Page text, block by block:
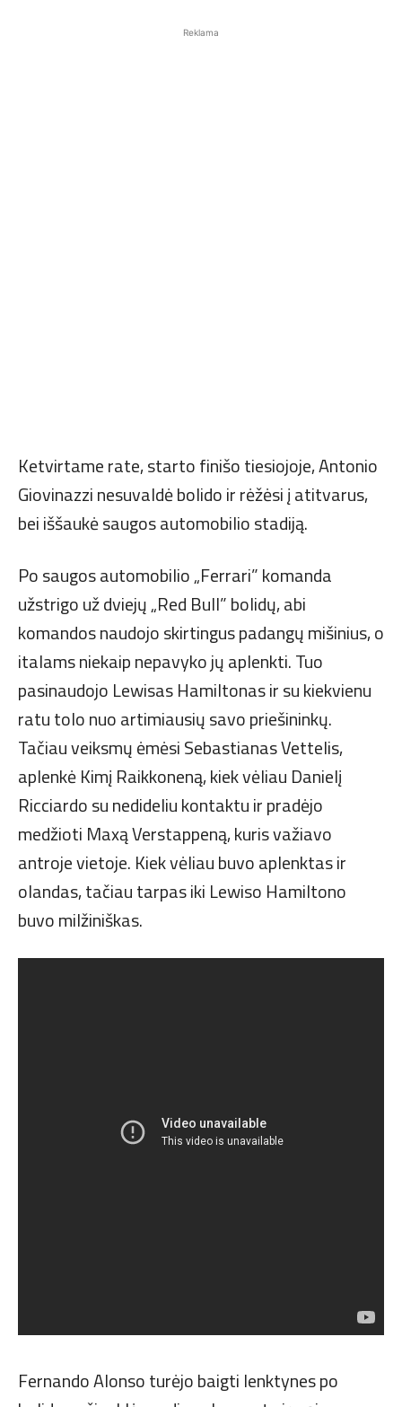
Reklama
Ketvirtame rate, starto finišo tiesiojoje, Antonio
Giovinazzi nesuvaldė bolido ir rėžėsi į atitvarus,
bei iššaukė saugos automobilio stadiją.
Po saugos automobilio „Ferrari” komanda
užstrigo už dviejų „Red Bull” bolidų, abi
komandos naudojo skirtingus padangų mišinius, o
italams niekaip nepavyko jų aplenkti. Tuo
pasinaudojo Lewisas Hamiltonas ir su kiekvienu
ratu tolo nuo artimiausių savo priešininkų.
Tačiau veiksmų ėmėsi Sebastianas Vettelis,
aplenkė Kimį Raikkoneną, kiek vėliau Danielį
Ricciardo su nedideliu kontaktu ir pradėjo
medžioti Maxą Verstappeną, kuris važiavo
antroje vietoje. Kiek vėliau buvo aplenktas ir
olandas, tačiau tarpas iki Lewiso Hamiltono
buvo milžiniškas.
Fernando Alonso turėjo baigti lenktynes po